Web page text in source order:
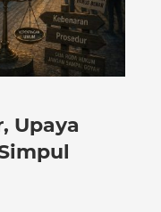
Upaya